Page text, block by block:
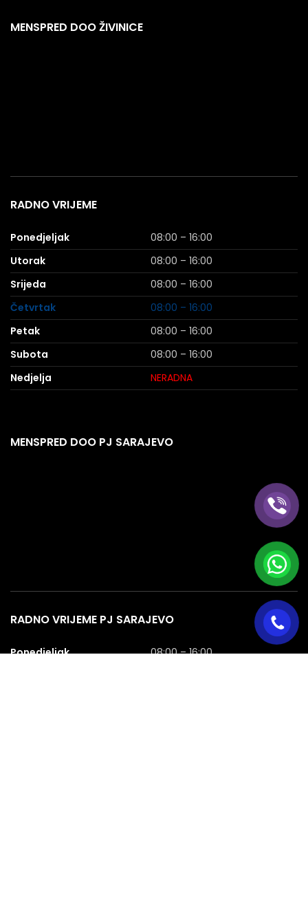
MENSPRED DOO ŽIVINICE
RADNO VRIJEME
Ponedjeljak
08:00 – 16:00
Utorak
08:00 – 16:00
Srijeda
08:00 – 16:00
Četvrtak
08:00 – 16:00
Petak
08:00 – 16:00
Subota
08:00 – 16:00
Nedjelja
NERADNA
MENSPRED DOO PJ SARAJEVO
RADNO VRIJEME PJ SARAJEVO
Ponedjeljak
08:00 – 16:00